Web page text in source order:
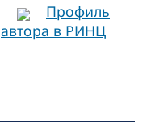
Профиль
автора в РИНЦ